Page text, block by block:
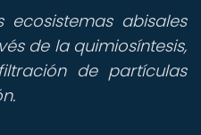
ecosistemas abisales
de la quimiosíntesis,
de partículas